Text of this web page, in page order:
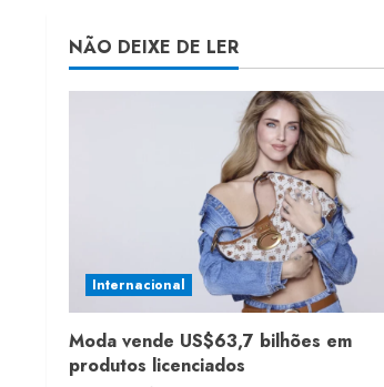
NÃO DEIXE DE LER
Internacional
Moda vende US$63,7 bilhões em
produtos licenciados